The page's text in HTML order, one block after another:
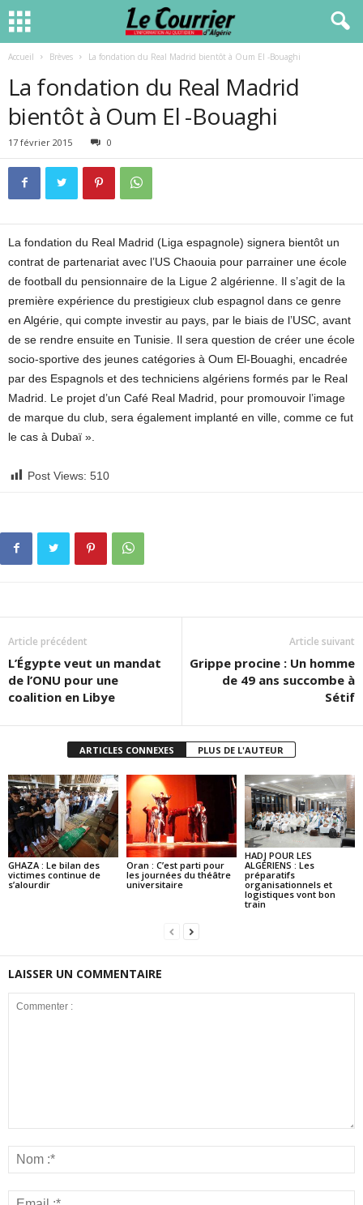
Accueil Brèves La fondation du Real Madrid bientôt à Oum El -Bouaghi
La fondation du Real Madrid
bientôt à Oum El -Bouaghi
17 février 2015 0
La fondation du Real Madrid (Liga espagnole) signera bientôt un
contrat de partenariat avec l’US Chaouia pour parrainer une école
de football du pensionnaire de la Ligue 2 algérienne. Il s’agit de la
première expérience du prestigieux club espagnol dans ce genre
en Algérie, qui compte investir au pays, par le biais de l’USC, avant
de se rendre ensuite en Tunisie. Il sera question de créer une école
socio-sportive des jeunes catégories à Oum El-Bouaghi, encadrée
par des Espagnols et des techniciens algériens formés par le Real
Madrid. Le projet d’un Café Real Madrid, pour promouvoir l’image
de marque du club, sera également implanté en ville, comme ce fut
le cas à Dubaï ».
Post Views: 510
Article précédent
L’Égypte veut un mandat
de l’ONU pour une
coalition en Libye
Article suivant
Grippe procine : Un homme
de 49 ans succombe à
Sétif
ARTICLES CONNEXES PLUS DE L'AUTEUR
GHAZA : Le bilan des
victimes continue de
s’alourdir
Oran : C’est parti pour
les journées du théâtre
universitaire
HADJ POUR LES
ALGÉRIENS : Les
préparatifs
organisationnels et
logistiques vont bon
train
LAISSER UN COMMENTAIRE